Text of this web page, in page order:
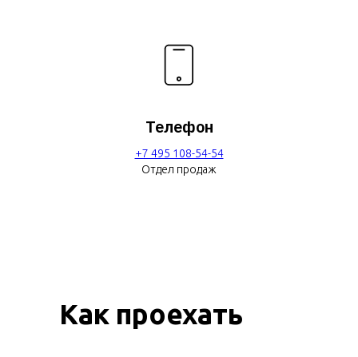
Телефон
+7 495 108-54-54
Отдел продаж
Как проехать